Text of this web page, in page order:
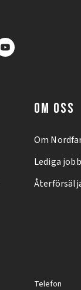
OM OSS
Om
Lediga jobb